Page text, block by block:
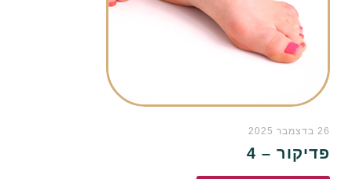
26 בדצמבר 2025
פדיקור – 4